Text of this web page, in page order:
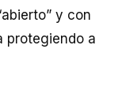
y con
protegiendo a